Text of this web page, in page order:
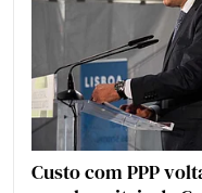
Custo com PPP